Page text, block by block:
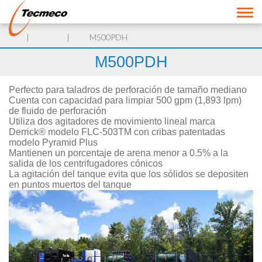
Industrias
Aplicaciones
Productos y Tecnologías
Marcas
Partes y servicios
Contacto
M500PDH
M500PDH
Perfecto para taladros de perforación de tamaño mediano
Cuenta con capacidad para limpiar 500 gpm (1,893 lpm)
de fluido de perforación
Utiliza dos agitadores de movimiento lineal marca
Derrick® modelo FLC-503TM con cribas patentadas
modelo Pyramid Plus
Mantienen un porcentaje de arena menor a 0.5% a la
salida de los centrifugadores cónicos
La agitación del tanque evita que los sólidos se depositen
en puntos muertos del tanque